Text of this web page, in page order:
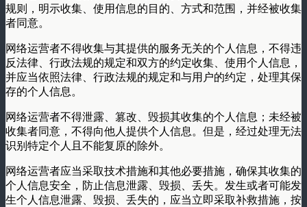
规则，明示收集、使用信息的目的、方式和范围，并经被收集
者同意。
网络运营者不得收集与其提供的服务无关的个人信息，不得违
反法律、行政法规的规定和双方的约定收集、使用个人信息，
并应当依照法律、行政法规的规定和与用户的约定，处理其保
存的个人信息。
网络运营者不得泄露、篡改、毁损其收集的个人信息；未经被
收集者同意，不得向他人提供个人信息。但是，经过处理无法
识别特定个人且不能复原的除外。
网络运营者应当采取技术措施和其他必要措施，确保其收集的
个人信息安全，防止信息泄露、毁损、丢失。发生或者可能发
生个人信息泄露、毁损、丢失的，应当立即采取补救措施，按